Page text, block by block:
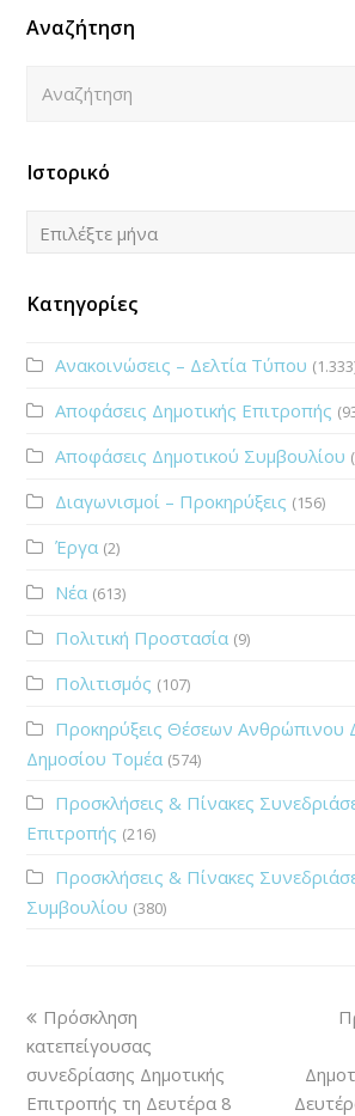
Αναζήτηση
Ιστορικό
Ιστορικό
Επιλέξτε μήνα
Κατηγορίες
Ανακοινώσεις – Δελτία Τύπου
Αποφάσεις Δημοτικής Επιτροπής
Αποφάσεις Δημοτικού Συμβουλίου
Διαγωνισμοί – Προκηρύξεις (156)
Έργα (2)
Νέα (613)
Πολιτική Προστασία (9)
Πολιτισμός (107)
Προκηρύξεις Θέσεων Ανθρώπινου
Δημοσίου Τομέα (574)
Προσκλήσεις & Πίνακες
Επιτροπής (216)
Προσκλήσεις & Πίνακες
Συμβουλίου (380)
Πρόσκληση
κατεπείγουσας
συνεδρίασης Δημοτικής
Επιτροπής τη Δευτέρα 8